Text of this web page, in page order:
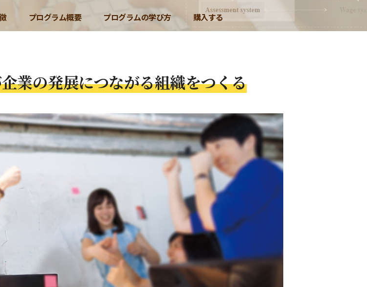
プログラム概要 プログラムの学び方 購入する
業の発展につながる組織をつくる